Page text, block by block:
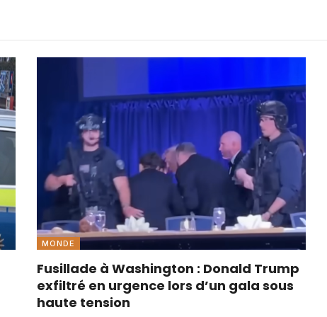
MONDE
Fusillade à Washington : Donald Trump
exfiltré en urgence lors d’un gala sous
haute tension